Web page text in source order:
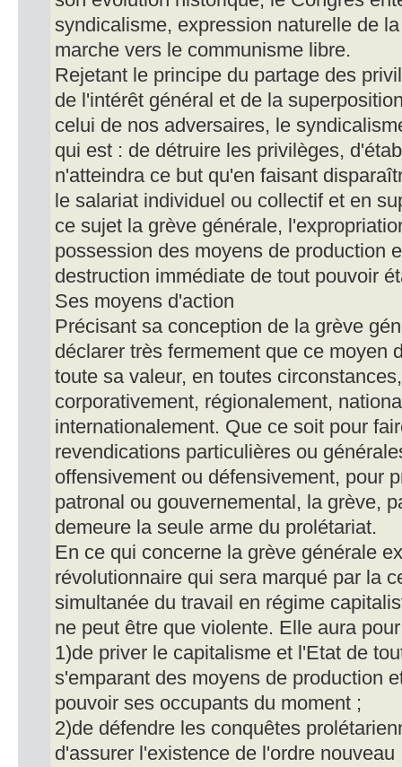
syndicalisme, expression naturelle de
marche vers le communisme libre.
Rejetant le principe du partage des
de l'intérêt général et de la
celui de nos adversaires, le
qui est : de détruire les privilèges,
n'atteindra ce but qu'en faisant
le salariat individuel ou collectif et en
ce sujet la grève générale,
possession des moyens de production
destruction immédiate de tout pouvoir
Ses moyens d'action
Précisant sa conception de la grève
déclarer très fermement que ce moyen
toute sa valeur, en toutes
corporativement, régionalement,
internationalement. Que ce soit pour
revendications particulières ou
offensivement ou défensivement, pour
patronal ou gouvernemental, la grève,
demeure la seule arme du prolétariat.
En ce qui concerne la grève générale
révolutionnaire qui sera marqué par la
simultanée du travail en régime
ne peut être que violente. Elle aura
1)de priver le capitalisme et l'Etat de
s'emparant des moyens de production
pouvoir ses occupants du moment ;
2)de défendre les conquêtes
d'assurer l'existence de l'ordre nouveau